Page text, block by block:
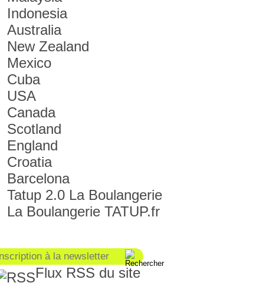
Indonesia
Australia
New Zealand
Mexico
Cuba
USA
Canada
Scotland
England
Croatia
Barcelona
Tatup 2.0 La Boulangerie
La Boulangerie TATUP.fr
Flux RSS du site